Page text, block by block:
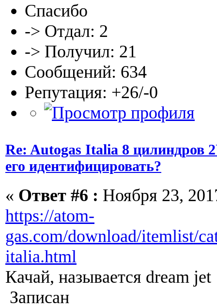
Спасибо
-> Отдал: 2
-> Получил: 21
Сообщений: 634
Репутация: +26/-0
Re: Autogas Italia 8 цилиндров
его идентифицировать?
« Ответ #6 : Ноября 23,
https://atom-
gas.com/download/itemlist/
italia.html
Качай, называется dream jet
Записан